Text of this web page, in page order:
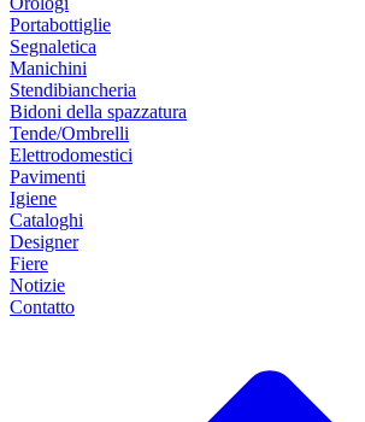
Portabottiglie
Segnaletica
Manichini
Stendibiancheria
Bidoni della spazzatura
Tende/Ombrelli
Elettrodomestici
Pavimenti
Igiene
Cataloghi
Designer
Fiere
Notizie
Contatto